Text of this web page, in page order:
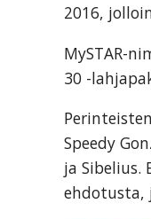
2016,
MySTAR-
30 -
Speedy
ja
ehdotusta,